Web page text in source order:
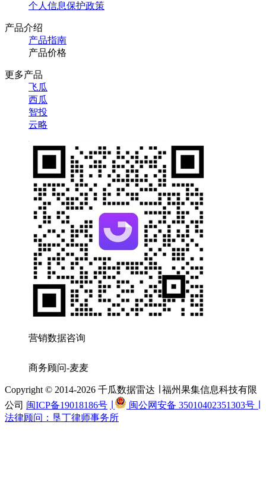
个人信息保护政策
产品介绍
产品指南
产品价格
更多产品
飞瓜
西瓜
智投
云略
营销数据咨询
商务顾问-麦麦
Copyright © 2014-2026 千瓜数据雷达 ∣ 福州果集信息科技有限
公司 闽ICP备19018186号
闽公网安备 35010402351303号 ∣
法律顾问：垦丁律师事务所